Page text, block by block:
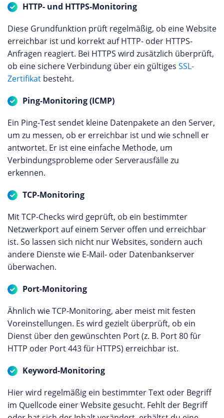
HTTP- und HTTPS-Monitoring
Diese Grundfunktion prüft regelmäßig, ob eine Website
erreichbar ist und korrekt auf HTTP- oder HTTPS-
Anfragen reagiert. Bei HTTPS wird zusätzlich überprüft,
ob eine sichere Verbindung über ein gültiges SSL-
Zertifikat besteht.
Ping-Monitoring (ICMP)
Ein Ping-Test sendet kleine Datenpakete an den Server,
um zu messen, ob er erreichbar ist und wie schnell er
antwortet. Er ist eine einfache Methode, um
Verbindungsprobleme oder Serverausfälle zu
erkennen.
TCP-Monitoring
Mit TCP-Checks wird geprüft, ob ein bestimmter
Netzwerkport auf einem Server offen und erreichbar
ist. So lassen sich nicht nur Websites, sondern auch
andere Dienste wie E-Mail- oder Datenbankserver
überwachen.
Port-Monitoring
Ähnlich wie TCP-Monitoring, aber meist mit festen
Voreinstellungen. Es wird gezielt überprüft, ob ein
Dienst über den gewünschten Port (z. B. Port 80 für
HTTP oder Port 443 für HTTPS) erreichbar ist.
Keyword-Monitoring
Hier wird regelmäßig ein bestimmter Text oder Begriff
im Quellcode einer Website gesucht. Fehlt der Begriff